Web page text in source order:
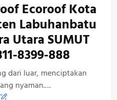
2025
Ecoroof Kota
Labuhanbatu
Utara SUMUT
8399-888
dari luar, menciptakan
nyaman.…